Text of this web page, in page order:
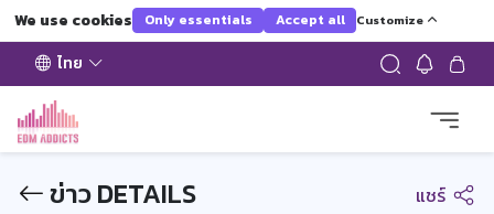
We use cookies Only essentials Accept all Customize
ไทย
ข่าว DETAILS แชร์